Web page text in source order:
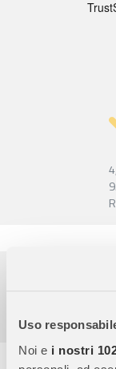
Uso
Noi e i nostri